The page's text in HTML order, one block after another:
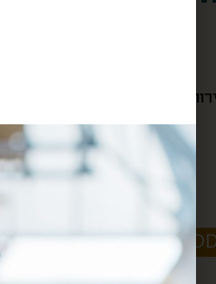
וגם קופסת...
- +